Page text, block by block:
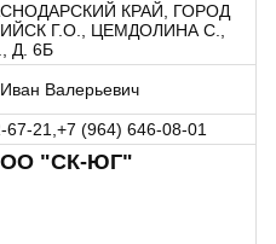
КРАЙ, ГОРОД
Г.О., ЦЕМДОЛИНА С.,
Д. 6Б
Валерьевич
67-21,+7 (964) 646-08-01
"СК-ЮГ"